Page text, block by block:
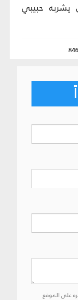
يشربه حبيبي
على الموقع